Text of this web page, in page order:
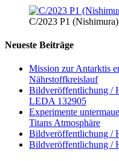
C/2023 P1
Neueste Beiträge
Mission zur Antarktis
Nährstoffkreislauf
Bildveröffentlichung /
LEDA 132905
Experimente
Titans Atmosphäre
Bildveröffentlichung /
Bildveröffentlichung /